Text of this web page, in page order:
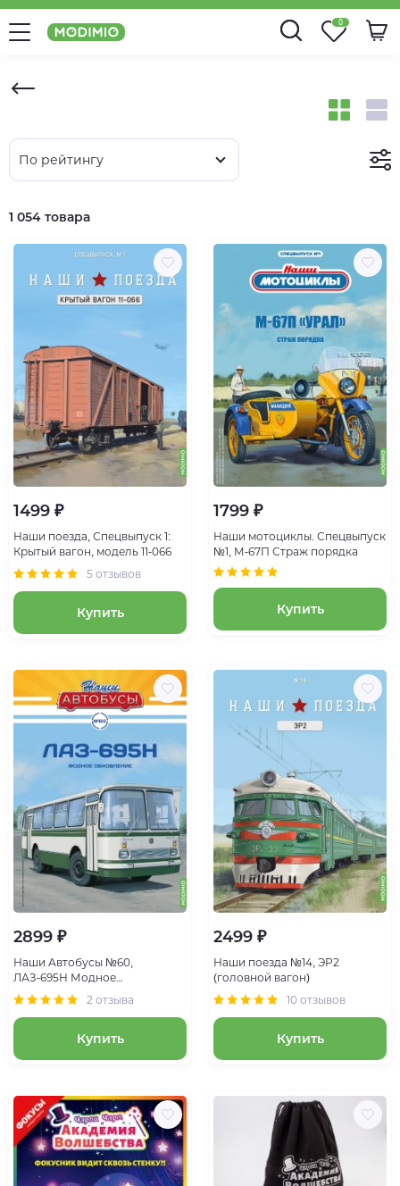
0
1 054 товара
По рейтингу
1499 ₽
Наши поезда, Спецвыпуск 1:
Крытый вагон, модель 11-066
5 отзывов
Купить
1799 ₽
Наши мотоциклы. Спецвыпуск
№1, М-67П Страж порядка
Купить
2899 ₽
Наши Автобусы №60,
ЛАЗ-695Н Модное
обновление
2 отзыва
Купить
2499 ₽
Наши поезда №14, ЭР2
(головной вагон)
10 отзывов
Купить